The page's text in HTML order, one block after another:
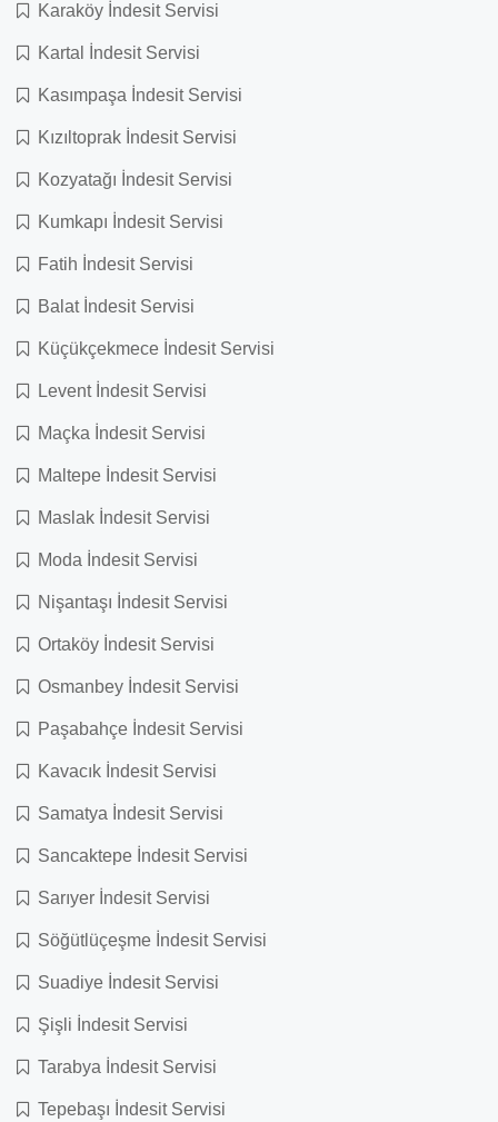
Karaköy İndesit Servisi
Kartal İndesit Servisi
Kasımpaşa İndesit Servisi
Kızıltoprak İndesit Servisi
Kozyatağı İndesit Servisi
Kumkapı İndesit Servisi
Fatih İndesit Servisi
Balat İndesit Servisi
Küçükçekmece İndesit Servisi
Levent İndesit Servisi
Maçka İndesit Servisi
Maltepe İndesit Servisi
Maslak İndesit Servisi
Moda İndesit Servisi
Nişantaşı İndesit Servisi
Ortaköy İndesit Servisi
Osmanbey İndesit Servisi
Paşabahçe İndesit Servisi
Kavacık İndesit Servisi
Samatya İndesit Servisi
Sancaktepe İndesit Servisi
Sarıyer İndesit Servisi
Söğütlüçeşme İndesit Servisi
Suadiye İndesit Servisi
Şişli İndesit Servisi
Tarabya İndesit Servisi
Tepebaşı İndesit Servisi